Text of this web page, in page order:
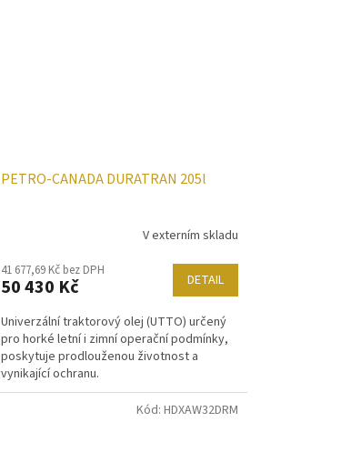
PETRO-CANADA DURATRAN 205l
V externím skladu
41 677,69 Kč bez DPH
50 430 Kč DETAIL
Univerzální traktorový olej (UTTO) určený
pro horké letní i zimní operační podmínky,
poskytuje prodlouženou životnost a
vynikající ochranu.
Kód: HDXAW32DRM